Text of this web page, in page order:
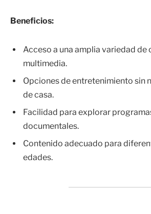
Beneficios:
Acceso a una amplia variedad de
multimedia.
Opciones de entretenimiento sin
de casa.
Facilidad para explorar
documentales.
Contenido adecuado para
edades.